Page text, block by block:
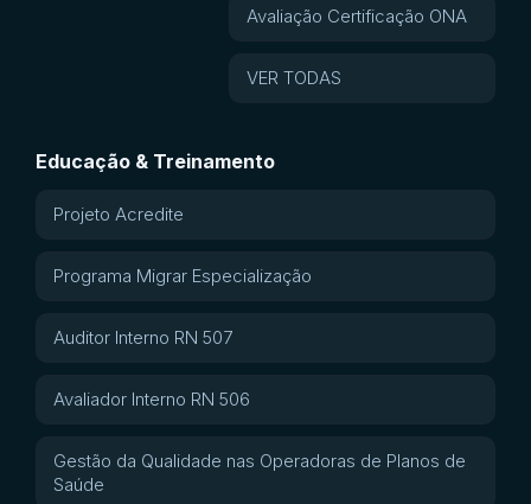
Avaliação Certificação ONA
VER TODAS
Educação & Treinamento
Projeto Acredite
Programa Migrar Especialização
Auditor Interno RN 507
Avaliador Interno RN 506
Gestão da Qualidade nas Operadoras de Planos de
Saúde